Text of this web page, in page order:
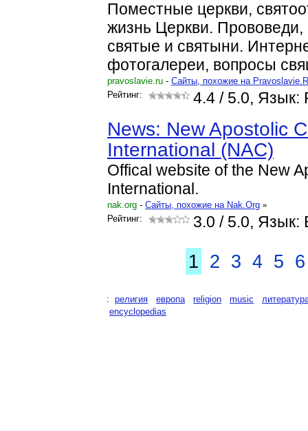
Поместные церкви,
жизнь Церкви. Прововеди,
святые и святыни.
фотогалереи, вопросы
pravoslavie.ru - Cайты, похожие на
Рейтинг:
4.4 / 5.0, Язык:
News: New Apostolic
International (NAC)
Offical website of the New
International.
nak.org - Cайты, похожие на Nak.Org »
Рейтинг:
3.0 / 5.0, Язык:
1 2 3 4 5 6
: религия европа religion music
encyclopedias